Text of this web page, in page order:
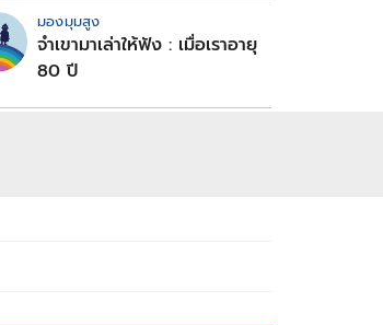
มองมุมสูง
จำเขามาเล่าให้ฟัง : เมื่อเราอายุ
80 ปี